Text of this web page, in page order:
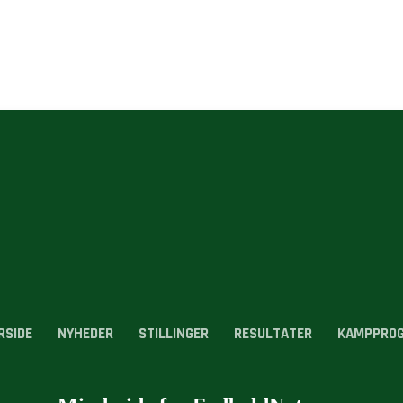
NYHEDER STILLINGER RESULTATER